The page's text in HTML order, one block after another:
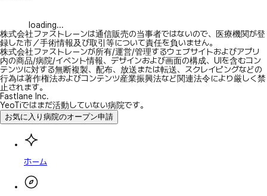
loading...
株式会社ファストレーンは通信販売の当事者ではないので、医療機関が登
録した市／手術情報及び取引等について責任を負いません。
株式会社ファストレーンが所有/運営/管理するウェブサイトおよびアプリ
内の商品/病院/イベント情報、デザインおよび画面の構成、UIを含むコン
テンツに対する無断複製、配布、放送または転送、スクレイピングなどの
行為は著作権法およびコンテンツ産業振興法など関連法令により厳しく禁
止されます。
Fastlane Inc.
YeoTiではまだ活動していない病院です。
お気に入り病院のオープン申請
ホーム